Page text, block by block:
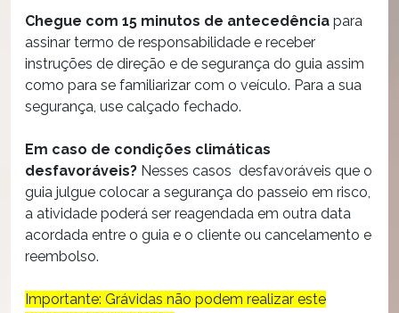
Chegue com 15 minutos de antecedência para
assinar termo de responsabilidade e receber
instruções de direção e de segurança do guia assim
como para se familiarizar com o veículo. Para a sua
segurança, use calçado fechado.
Em caso de condições climáticas
desfavoráveis? Nesses casos desfavoráveis que o
guia julgue colocar a segurança do passeio em risco,
a atividade poderá ser reagendada em outra data
acordada entre o guia e o cliente ou cancelamento e
reembolso.
Importante: Grávidas não podem realizar este